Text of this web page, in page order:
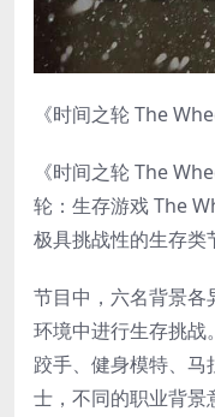
《时间之轮 The
《时间之轮 The
轮：生存游戏 The
极具挑战性的生存类
节目中，六名背景各
环境中进行生存挑战
跤手、健身模特、
士，不同的职业背景